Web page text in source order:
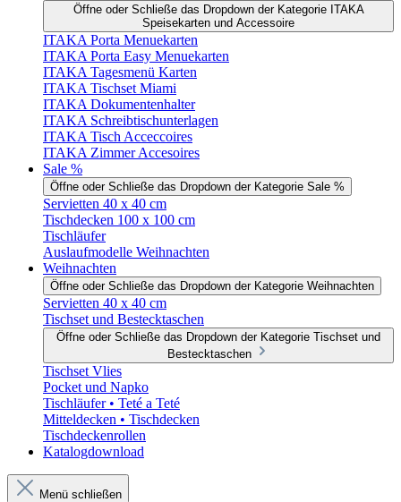
Öffne oder Schließe das Dropdown der Kategorie ITAKA
Speisekarten und Accessoire
ITAKA Porta Menuekarten
ITAKA Porta Easy Menuekarten
ITAKA Tagesmenü Karten
ITAKA Tischset Miami
ITAKA Dokumentenhalter
ITAKA Schreibtischunterlagen
ITAKA Tisch Acceccoires
ITAKA Zimmer Accesoires
Sale %
Öffne oder Schließe das Dropdown der Kategorie Sale %
Servietten 40 x 40 cm
Tischdecken 100 x 100 cm
Tischläufer
Auslaufmodelle Weihnachten
Weihnachten
Öffne oder Schließe das Dropdown der Kategorie Weihnachten
Servietten 40 x 40 cm
Tischset und Bestecktaschen
Öffne oder Schließe das Dropdown der Kategorie Tischset und
Bestecktaschen
Tischset Vlies
Pocket und Napko
Tischläufer • Teté a Teté
Mitteldecken • Tischdecken
Tischdeckenrollen
Katalogdownload
Menü schließen